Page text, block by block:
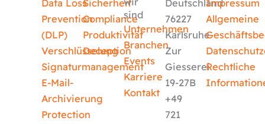
Data Loss
Prevention
(DLP)
Verschlüsselung
Signaturmanagement
E-Mail-
Archivierung
Protection
Sicherheit
Compliance
Produktivität
Deception
sind
Unternehmen
Branchen
Events
Karriere
Kontakt
Deutschland
76227
Karlsruhe
Zur
Giesserei
19-27B
+49
721
Impressum
Allgemeine
Rechtliche